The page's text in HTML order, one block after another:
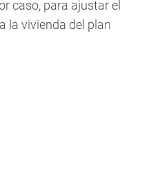
caso, para ajustar el
la vivienda del plan